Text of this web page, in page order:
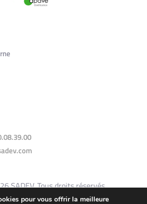
SADEV. Tous droits réservés.
pour vous offrir la meilleure